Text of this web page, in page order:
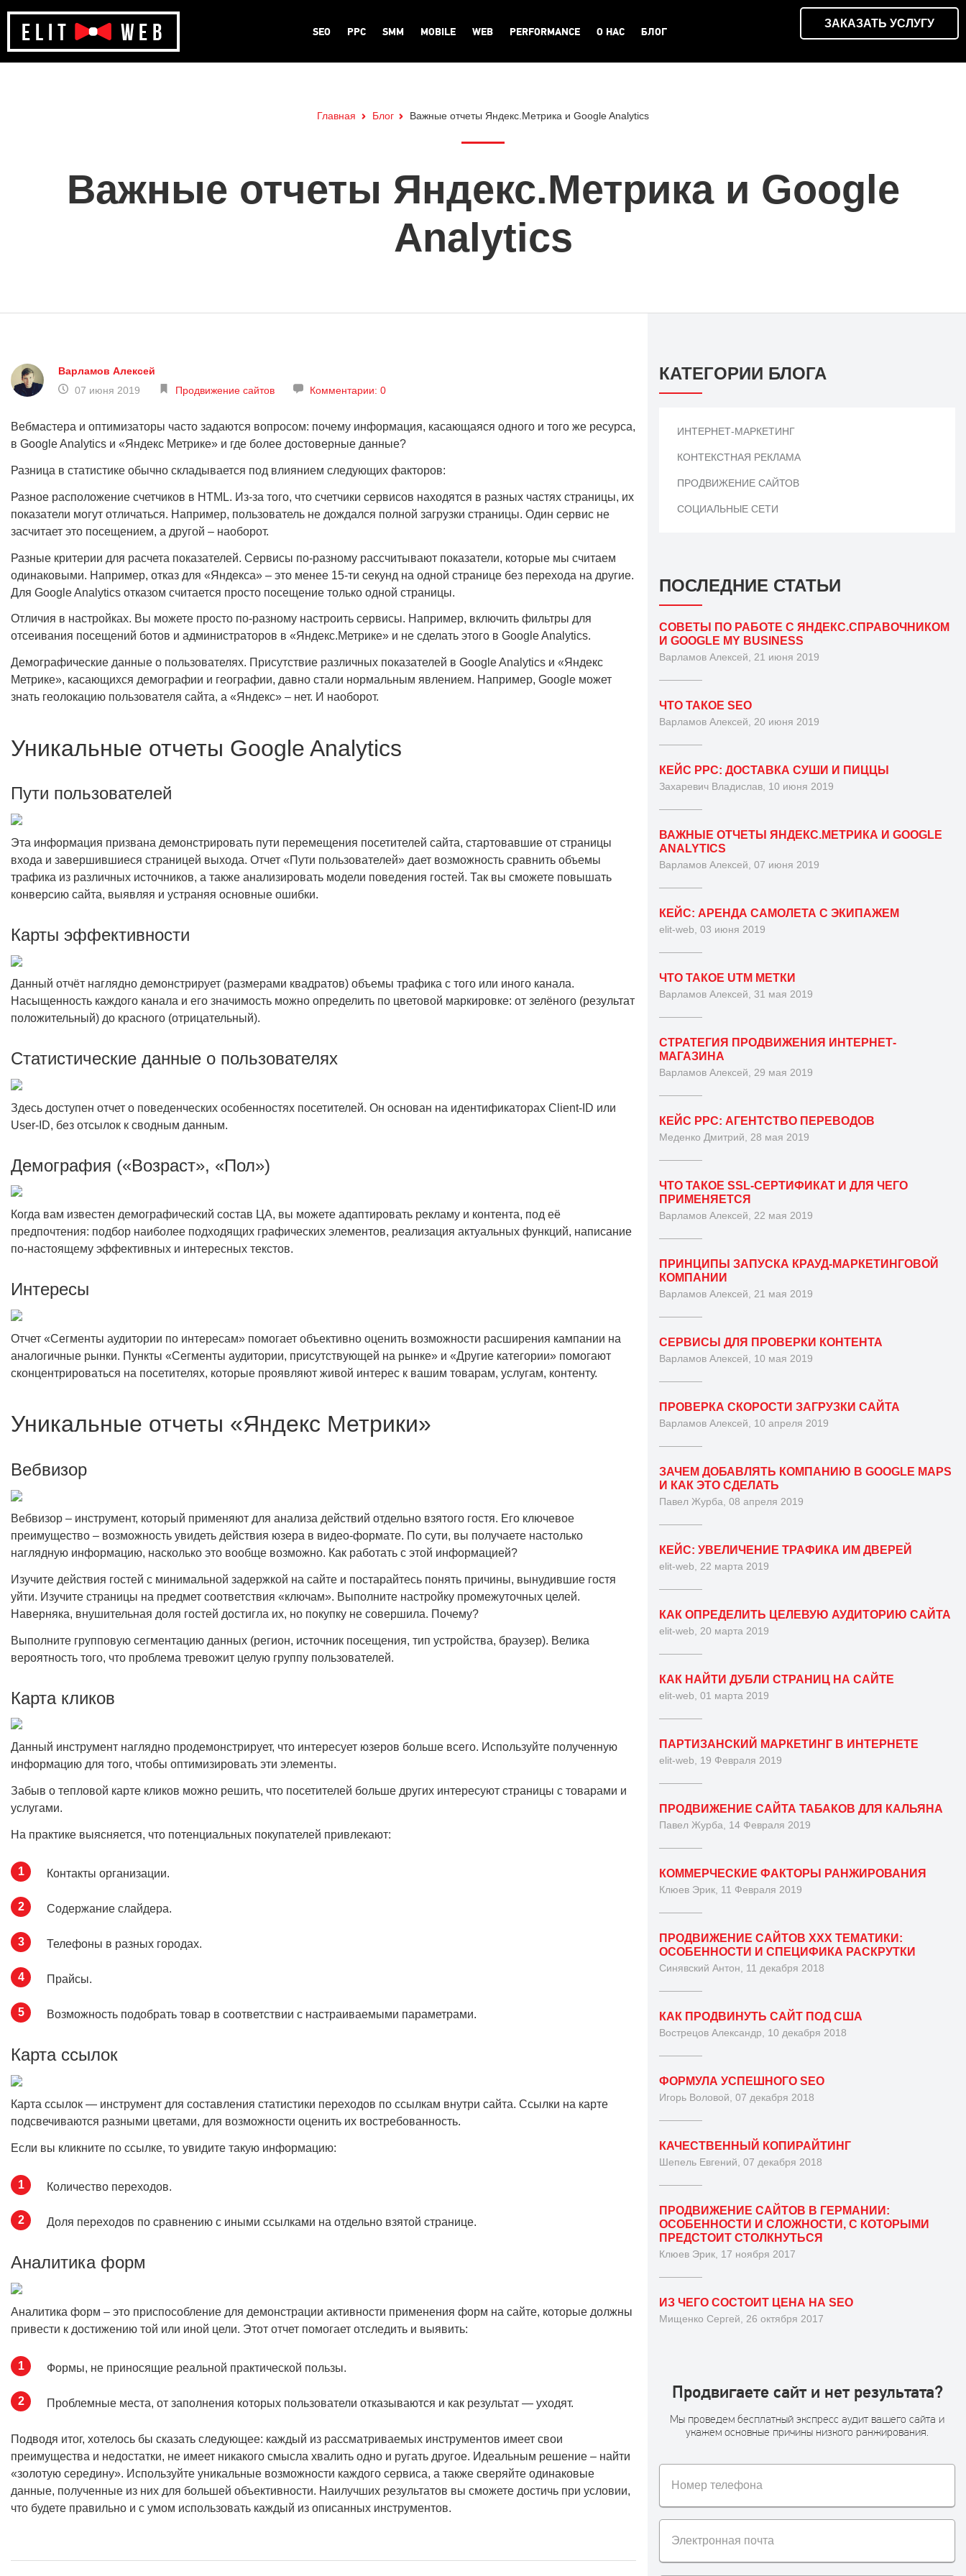
SEO PPC SMM MOBILE WEB PERFORMANCE О НАС БЛОГ
ЗАКАЗАТЬ УСЛУГУ
Главная Блог Важные отчеты Яндекс.Метрика и Google Analytics
Важные отчеты Яндекс.Метрика и Google
Analytics
Варламов Алексей
07 июня 2019
Продвижение сайтов Комментарии: 0
Вебмастера и оптимизаторы часто задаются вопросом: почему информация, касающаяся одного и того же ресурса,
в Google Analytics и «Яндекс Метрике» и где более достоверные данные?
Разница в статистике обычно складывается под влиянием следующих факторов:
Разное расположение счетчиков в HTML. Из-за того, что счетчики сервисов находятся в разных частях страницы, их
показатели могут отличаться. Например, пользователь не дождался полной загрузки страницы. Один сервис не
засчитает это посещением, а другой – наоборот.
Разные критерии для расчета показателей. Сервисы по-разному рассчитывают показатели, которые мы считаем
одинаковыми. Например, отказ для «Яндекса» – это менее 15-ти секунд на одной странице без перехода на другие.
Для Google Analytics отказом считается просто посещение только одной страницы.
Отличия в настройках. Вы можете просто по-разному настроить сервисы. Например, включить фильтры для
отсеивания посещений ботов и администраторов в «Яндекс.Метрике» и не сделать этого в Google Analytics.
Демографические данные о пользователях. Присутствие различных показателей в Google Analytics и «Яндекс
Метрике», касающихся демографии и географии, давно стали нормальным явлением. Например, Google может
знать геолокацию пользователя сайта, а «Яндекс» – нет. И наоборот.
Уникальные отчеты Google Analytics
Пути пользователей
Эта информация призвана демонстрировать пути перемещения посетителей сайта, стартовавшие от страницы
входа и завершившиеся страницей выхода. Отчет «Пути пользователей» дает возможность сравнить объемы
трафика из различных источников, а также анализировать модели поведения гостей. Так вы сможете повышать
конверсию сайта, выявляя и устраняя основные ошибки.
Карты эффективности
Данный отчёт наглядно демонстрирует (размерами квадратов) объемы трафика с того или иного канала.
Насыщенность каждого канала и его значимость можно определить по цветовой маркировке: от зелёного (результат
положительный) до красного (отрицательный).
Статистические данные о пользователях
Здесь доступен отчет о поведенческих особенностях посетителей. Он основан на идентификаторах Client-ID или
User-ID, без отсылок к сводным данным.
Демография («Возраст», «Пол»)
Когда вам известен демографический состав ЦА, вы можете адаптировать рекламу и контента, под её
предпочтения: подбор наиболее подходящих графических элементов, реализация актуальных функций, написание
по-настоящему эффективных и интересных текстов.
Интересы
Отчет «Сегменты аудитории по интересам» помогает объективно оценить возможности расширения кампании на
аналогичные рынки. Пункты «Сегменты аудитории, присутствующей на рынке» и «Другие категории» помогают
сконцентрироваться на посетителях, которые проявляют живой интерес к вашим товарам, услугам, контенту.
Уникальные отчеты «Яндекс Метрики»
Вебвизор
Вебвизор – инструмент, который применяют для анализа действий отдельно взятого гостя. Его ключевое
преимущество – возможность увидеть действия юзера в видео-формате. По сути, вы получаете настолько
наглядную информацию, насколько это вообще возможно. Как работать с этой информацией?
Изучите действия гостей с минимальной задержкой на сайте и постарайтесь понять причины, вынудившие гостя
уйти. Изучите страницы на предмет соответствия «ключам». Выполните настройку промежуточных целей.
Наверняка, внушительная доля гостей достигла их, но покупку не совершила. Почему?
Выполните групповую сегментацию данных (регион, источник посещения, тип устройства, браузер). Велика
вероятность того, что проблема тревожит целую группу пользователей.
Карта кликов
Данный инструмент наглядно продемонстрирует, что интересует юзеров больше всего. Используйте полученную
информацию для того, чтобы оптимизировать эти элементы.
Забыв о тепловой карте кликов можно решить, что посетителей больше других интересуют страницы с товарами и
услугами.
На практике выясняется, что потенциальных покупателей привлекают:
Контакты организации.
Содержание слайдера.
Телефоны в разных городах.
Прайсы.
Возможность подобрать товар в соответствии с настраиваемыми параметрами.
Карта ссылок
Карта ссылок — инструмент для составления статистики переходов по ссылкам внутри сайта. Ссылки на карте
подсвечиваются разными цветами, для возможности оценить их востребованность.
Если вы кликните по ссылке, то увидите такую информацию:
Количество переходов.
Доля переходов по сравнению с иными ссылками на отдельно взятой странице.
Аналитика форм
Аналитика форм – это приспособление для демонстрации активности применения форм на сайте, которые должны
привести к достижению той или иной цели. Этот отчет помогает отследить и выявить:
Формы, не приносящие реальной практической пользы.
Проблемные места, от заполнения которых пользователи отказываются и как результат — уходят.
Подводя итог, хотелось бы сказать следующее: каждый из рассматриваемых инструментов имеет свои
преимущества и недостатки, не имеет никакого смысла хвалить одно и ругать другое. Идеальным решение – найти
«золотую середину». Используйте уникальные возможности каждого сервиса, а также сверяйте одинаковые
данные, полученные из них для большей объективности. Наилучших результатов вы сможете достичь при условии,
что будете правильно и с умом использовать каждый из описанных инструментов.
КАТЕГОРИИ БЛОГА
ИНТЕРНЕТ-МАРКЕТИНГ
КОНТЕКСТНАЯ РЕКЛАМА
ПРОДВИЖЕНИЕ САЙТОВ
СОЦИАЛЬНЫЕ СЕТИ
ПОСЛЕДНИЕ СТАТЬИ
СОВЕТЫ ПО РАБОТЕ С ЯНДЕКС.СПРАВОЧНИКОМ
И GOOGLE MY BUSINESS
Варламов Алексей, 21 июня 2019
ЧТО ТАКОЕ SEO
Варламов Алексей, 20 июня 2019
КЕЙС PPC: ДОСТАВКА СУШИ И ПИЦЦЫ
Захаревич Владислав, 10 июня 2019
ВАЖНЫЕ ОТЧЕТЫ ЯНДЕКС.МЕТРИКА И GOOGLE
ANALYTICS
Варламов Алексей, 07 июня 2019
КЕЙС: АРЕНДА САМОЛЕТА С ЭКИПАЖЕМ
elit-web, 03 июня 2019
ЧТО ТАКОЕ UTM МЕТКИ
Варламов Алексей, 31 мая 2019
СТРАТЕГИЯ ПРОДВИЖЕНИЯ ИНТЕРНЕТ-
МАГАЗИНА
Варламов Алексей, 29 мая 2019
КЕЙС PPC: АГЕНТСТВО ПЕРЕВОДОВ
Меденко Дмитрий, 28 мая 2019
ЧТО ТАКОЕ SSL-СЕРТИФИКАТ И ДЛЯ ЧЕГО
ПРИМЕНЯЕТСЯ
Варламов Алексей, 22 мая 2019
ПРИНЦИПЫ ЗАПУСКА КРАУД-МАРКЕТИНГОВОЙ
КОМПАНИИ
Варламов Алексей, 21 мая 2019
СЕРВИСЫ ДЛЯ ПРОВЕРКИ КОНТЕНТА
Варламов Алексей, 10 мая 2019
ПРОВЕРКА СКОРОСТИ ЗАГРУЗКИ САЙТА
Варламов Алексей, 10 апреля 2019
ЗАЧЕМ ДОБАВЛЯТЬ КОМПАНИЮ В GOOGLE MAPS
И КАК ЭТО СДЕЛАТЬ
Павел Журба, 08 апреля 2019
КЕЙС: УВЕЛИЧЕНИЕ ТРАФИКА ИМ ДВЕРЕЙ
elit-web, 22 марта 2019
КАК ОПРЕДЕЛИТЬ ЦЕЛЕВУЮ АУДИТОРИЮ САЙТА
elit-web, 20 марта 2019
КАК НАЙТИ ДУБЛИ СТРАНИЦ НА САЙТЕ
elit-web, 01 марта 2019
ПАРТИЗАНСКИЙ МАРКЕТИНГ В ИНТЕРНЕТЕ
elit-web, 19 Февраля 2019
ПРОДВИЖЕНИЕ САЙТА ТАБАКОВ ДЛЯ КАЛЬЯНА
Павел Журба, 14 Февраля 2019
КОММЕРЧЕСКИЕ ФАКТОРЫ РАНЖИРОВАНИЯ
Клюев Эрик, 11 Февраля 2019
ПРОДВИЖЕНИЕ САЙТОВ XXX ТЕМАТИКИ:
ОСОБЕННОСТИ И СПЕЦИФИКА РАСКРУТКИ
Синявский Антон, 11 декабря 2018
КАК ПРОДВИНУТЬ САЙТ ПОД США
Вострецов Александр, 10 декабря 2018
ФОРМУЛА УСПЕШНОГО SEO
Игорь Воловой, 07 декабря 2018
КАЧЕСТВЕННЫЙ КОПИРАЙТИНГ
Шепель Евгений, 07 декабря 2018
ПРОДВИЖЕНИЕ САЙТОВ В ГЕРМАНИИ:
ОСОБЕННОСТИ И СЛОЖНОСТИ, С КОТОРЫМИ
ПРЕДСТОИТ СТОЛКНУТЬСЯ
Клюев Эрик, 17 ноября 2017
ИЗ ЧЕГО СОСТОИТ ЦЕНА НА SEO
Мищенко Сергей, 26 октября 2017
Продвигаете сайт и нет результата?
Мы проведем бесплатный экспресс аудит вашего сайта и
укажем основные причины низкого ранжирования.